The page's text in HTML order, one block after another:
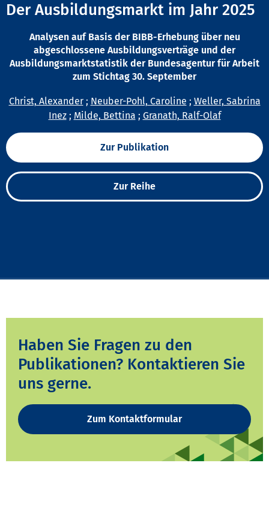
Der Ausbildungsmarkt im Jahr 2025
Analysen auf Basis der BIBB-Erhebung über neu
abgeschlossene Ausbildungsverträge und der
Ausbildungsmarktstatistik der Bundesagentur für Arbeit
zum Stichtag 30. September
Christ, Alexander; Neuber-Pohl, Caroline ; Weller, Sabrina
Inez; Milde, Bettina ; Granath, Ralf-Olaf
Zur Publikation
Zur Reihe
Haben Sie Fragen zu den
Publikationen? Kontaktieren Sie
uns gerne.
Zum Kontaktformular